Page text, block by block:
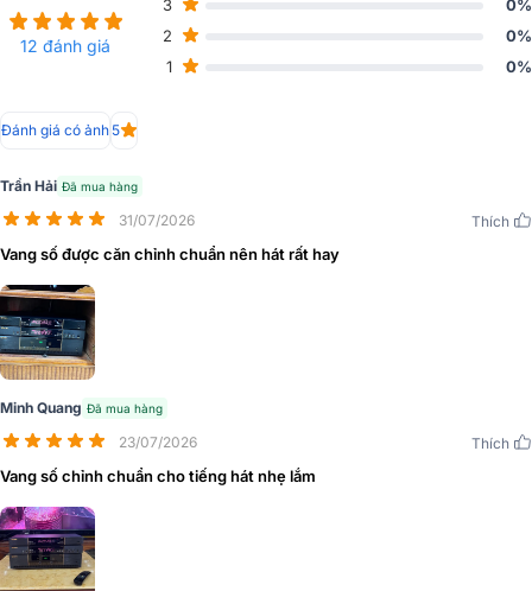
12 đánh giá
3
0%
2
0%
1
0%
Đánh giá có ảnh 5
Trần Hải Đã mua hàng
31/07/2026 Thích
Vang số được căn chỉnh chuẩn nên hát rất hay
Minh Quang Đã mua hàng
23/07/2026 Thích
Vang số chỉnh chuẩn cho tiếng hát nhẹ lắm